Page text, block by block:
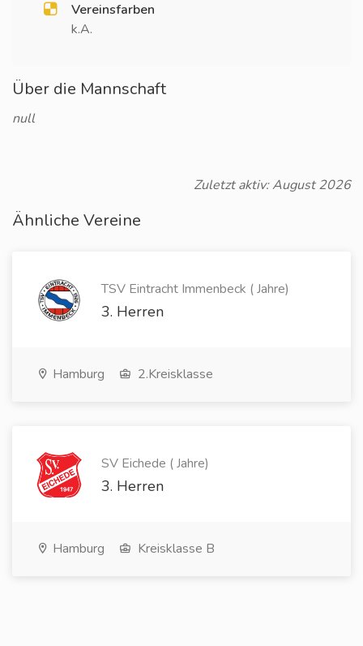
Vereinsfarben
k.A.
Über die Mannschaft
null
Zuletzt aktiv: August 2026
Ähnliche Vereine
TSV Eintracht Immenbeck ( Jahre)
3. Herren
Hamburg 2.Kreisklasse
SV Eichede ( Jahre)
3. Herren
Hamburg Kreisklasse B